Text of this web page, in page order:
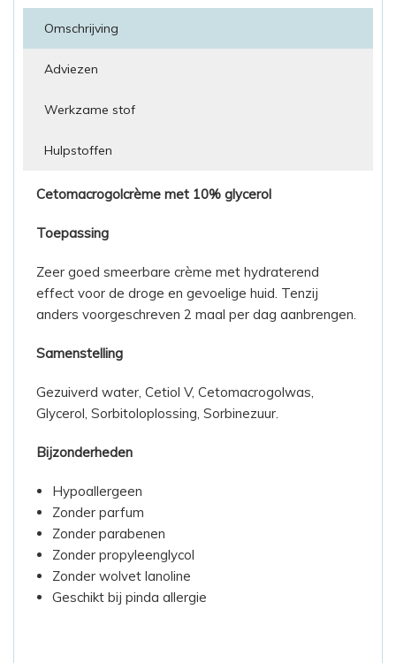
Omschrijving
Adviezen
Werkzame stof
Hulpstoffen
Cetomacrogolcrème met 10% glycerol
Toepassing
Zeer goed smeerbare crème met hydraterend
effect voor de droge en gevoelige huid. Tenzij
anders voorgeschreven 2 maal per dag aanbrengen.
Samenstelling
Gezuiverd water, Cetiol V, Cetomacrogolwas,
Glycerol, Sorbitoloplossing, Sorbinezuur.
Bijzonderheden
Hypoallergeen
Zonder parfum
Zonder parabenen
Zonder propyleenglycol
Zonder wolvet lanoline
Geschikt bij pinda allergie